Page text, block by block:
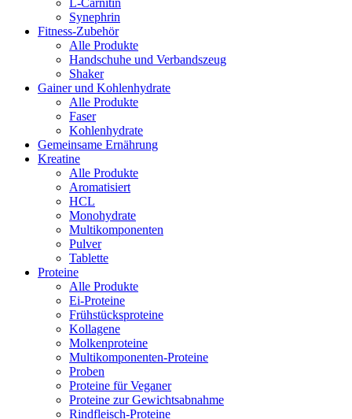
L-Carnitin
Synephrin
Fitness-Zubehör
Alle Produkte
Handschuhe und Verbandszeug
Shaker
Gainer und Kohlenhydrate
Alle Produkte
Faser
Kohlenhydrate
Gemeinsame Ernährung
Kreatine
Alle Produkte
Aromatisiert
HCL
Monohydrate
Multikomponenten
Pulver
Tablette
Proteine
Alle Produkte
Ei-Proteine
Frühstücksproteine
Kollagene
Molkenproteine
Multikomponenten-Proteine
Proben
Proteine für Veganer
Proteine zur Gewichtsabnahme
Rindfleisch-Proteine